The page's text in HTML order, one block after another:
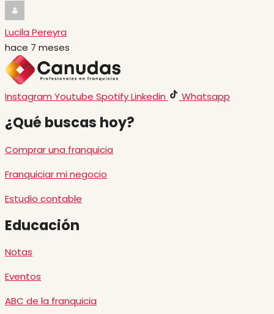
Lucila Pereyra
hace 7 meses
Instagram Youtube SpotifyLinkedin Whatsapp
¿Qué buscas hoy?
Comprar una franquicia
Franquiciar mi negocio
Estudio contable
Educación
Notas
Eventos
ABC de la franquicia